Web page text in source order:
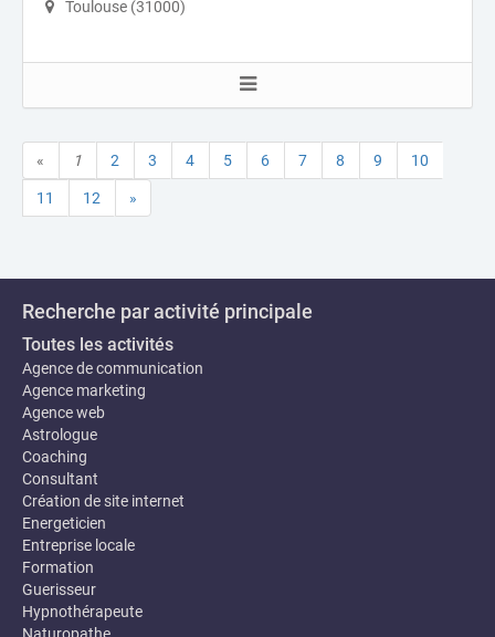
Toulouse (31000)
« 1 2 3 4 5 6 7 8 9 10
11 12 »
Recherche par activité principale
Toutes les activités
Agence de communication
Agence marketing
Agence web
Astrologue
Coaching
Consultant
Création de site internet
Energeticien
Entreprise locale
Formation
Guerisseur
Hypnothérapeute
Naturopathe